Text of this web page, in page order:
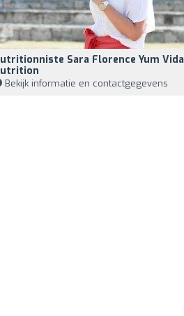
Sara Florence Yum Vida
Bekijk informatie en contactgegevens